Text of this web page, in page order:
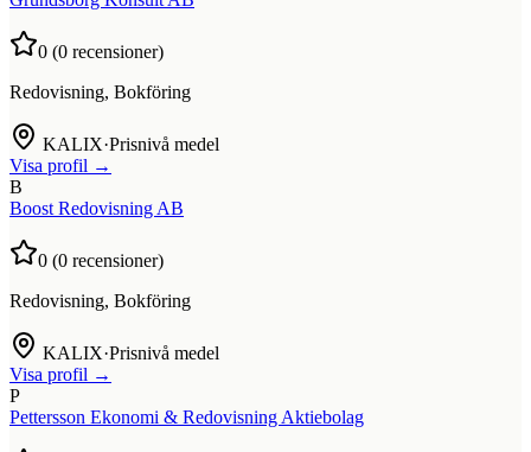
0 (0 recensioner)
Redovisning, Bokföring
KALIX·Prisnivå medel
Visa profil →
B
Boost Redovisning AB
0 (0 recensioner)
Redovisning, Bokföring
KALIX·Prisnivå medel
Visa profil →
P
Pettersson Ekonomi & Redovisning Aktiebolag